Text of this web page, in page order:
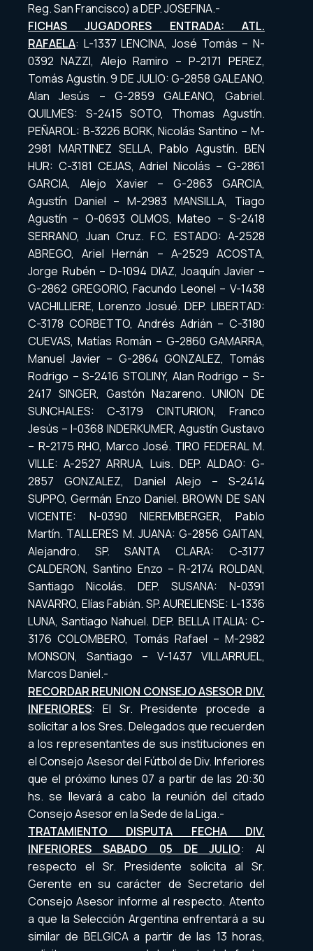
Reg. San Francisco) a DEP. JOSEFINA.-
FICHAS JUGADORES ENTRADA: ATL.
RAFAELA: L-1337 LENCINA, José Tomás – N-
0392 NAZZI, Alejo Ramiro – P-2171 PEREZ,
Tomás Agustín. 9 DE JULIO: G-2858 GALEANO,
Alan Jesús – G-2859 GALEANO, Gabriel.
QUILMES: S-2415 SOTO, Thomas Agustín.
PEÑAROL: B-3226 BORK, Nicolás Santino – M-
2981 MARTINEZ SELLA, Pablo Agustín. BEN
HUR: C-3181 CEJAS, Adriel Nicolás – G-2861
GARCIA, Alejo Xavier – G-2863 GARCIA,
Agustín Daniel – M-2983 MANSILLA, Tiago
Agustín – O-0693 OLMOS, Mateo – S-2418
SERRANO, Juan Cruz. F.C. ESTADO: A-2528
ABREGO, Ariel Hernán – A-2529 ACOSTA,
Jorge Rubén – D-1094 DIAZ, Joaquín Javier –
G-2862 GREGORIO, Facundo Leonel – V-1438
VACHILLIERE, Lorenzo Josué. DEP. LIBERTAD:
C-3178 CORBETTO, Andrés Adrián – C-3180
CUEVAS, Matías Román – G-2860 GAMARRA,
Manuel Javier – G-2864 GONZALEZ, Tomás
Rodrigo – S-2416 STOLINY, Alan Rodrigo – S-
2417 SINGER, Gastón Nazareno. UNION DE
SUNCHALES: C-3179 CINTURION, Franco
Jesús – I-0368 INDERKUMER, Agustín Gustavo
– R-2175 RHO, Marco José. TIRO FEDERAL M.
VILLE: A-2527 ARRUA, Luis. DEP. ALDAO: G-
2857 GONZALEZ, Daniel Alejo – S-2414
SUPPO, Germán Enzo Daniel. BROWN DE SAN
VICENTE: N-0390 NIEREMBERGER, Pablo
Martín. TALLERES M. JUANA: G-2856 GAITAN,
Alejandro. SP. SANTA CLARA: C-3177
CALDERON, Santino Enzo – R-2174 ROLDAN,
Santiago Nicolás. DEP. SUSANA: N-0391
NAVARRO, Elías Fabián. SP. AURELIENSE: L-1336
LUNA, Santiago Nahuel. DEP. BELLA ITALIA: C-
3176 COLOMBERO, Tomás Rafael – M-2982
MONSON, Santiago – V-1437 VILLARRUEL,
Marcos Daniel.-
RECORDAR REUNION CONSEJO ASESOR DIV.
INFERIORES: El Sr. Presidente procede a
solicitar a los Sres. Delegados que recuerden
a los representantes de sus instituciones en
el Consejo Asesor del Fútbol de Div. Inferiores
que el próximo lunes 07 a partir de las 20:30
hs. se llevará a cabo la reunión del citado
Consejo Asesor en la Sede de la Liga.-
TRATAMIENTO DISPUTA FECHA DIV.
INFERIORES SABADO 05 DE JULIO: Al
respecto el Sr. Presidente solicita al Sr.
Gerente en su carácter de Secretario del
Consejo Asesor informe al respecto. Atento
a que la Selección Argentina enfrentará a su
similar de BELGICA a partir de las 13 horas,